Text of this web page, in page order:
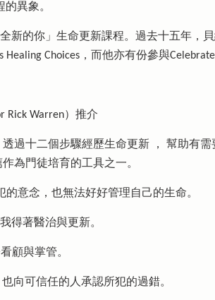
異象。
新的你」生命更新課程。過去十五年，
Choices，而他亦有份參與
Rick Warren）推介
過十二個步驟經歷生命更新 ， 幫助有
為門徒培育的工具之一。
意念，也無法好好管理自己的生命。
得著醫治與更新。
顧與掌管。
向可信任的人承認所犯的過錯。